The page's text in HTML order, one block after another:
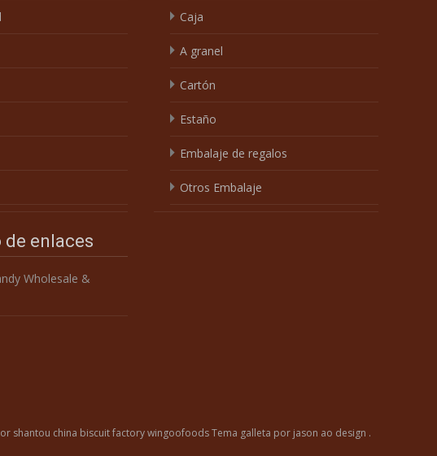
Caja
A granel
Cartón
Estaño
Embalaje de regalos
Otros Embalaje
enlaces
Wholesale &
shantou china biscuit factory wingoofoodsTema galleta por jason ao design .